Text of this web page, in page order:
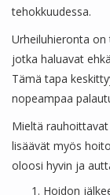
tehokkuudessa.
Urheiluhieronta on
jotka haluavat
Tämä tapa
nopeampaa
Mieltä
lisäävät myös
oloosi hyvin ja
Hoidon